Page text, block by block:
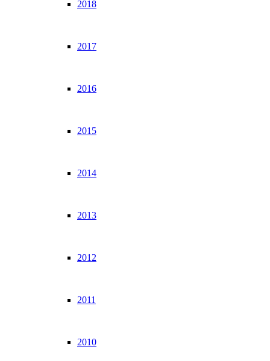
2018
2017
2016
2015
2014
2013
2012
2011
2010